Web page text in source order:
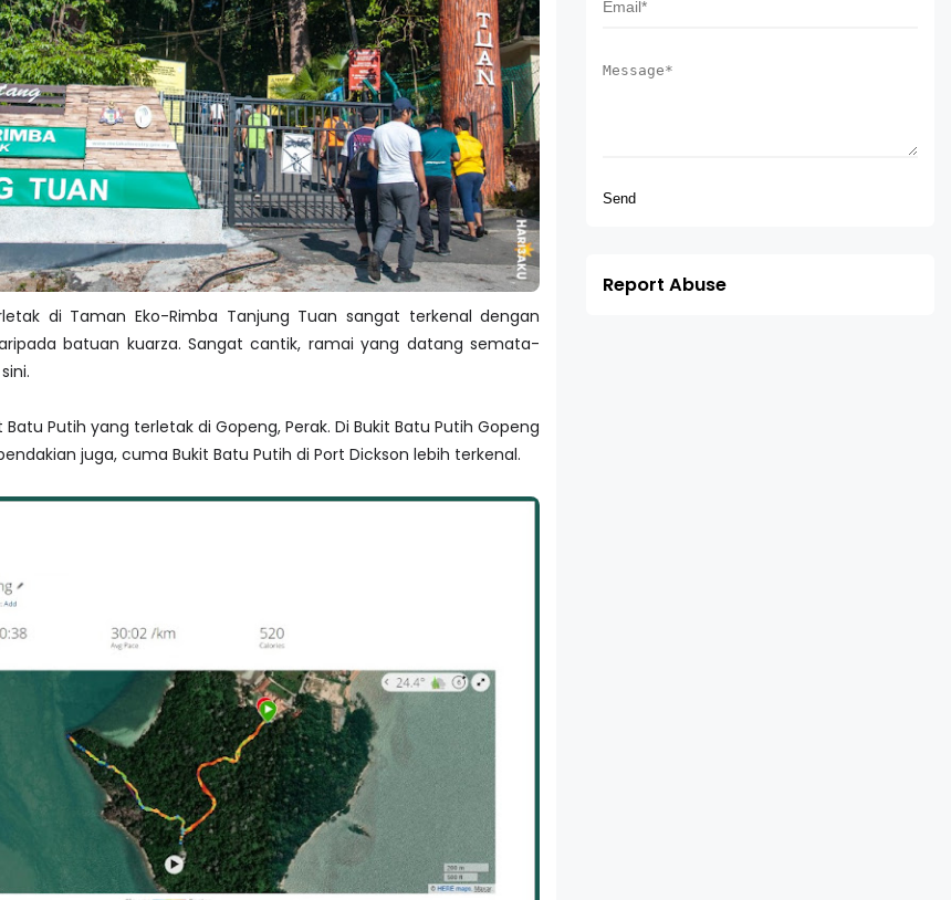
di Taman Eko-Rimba Tanjung Tuan sangat terkenal dengan
batuan kuarza. Sangat cantik, ramai yang datang semata-
Putih yang terletak di Gopeng, Perak. Di Bukit Batu Putih Gopeng
juga, cuma Bukit Batu Putih di Port Dickson lebih terkenal.
Report Abuse